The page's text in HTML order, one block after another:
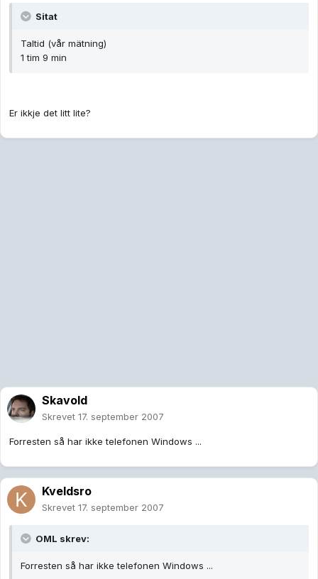
Sitat
Taltid (vår mätning)
1 tim 9 min
Er ikkje det litt lite?
Skavold
Skrevet 17. september 2007
Forresten så har ikke telefonen Windows ...
Kveldsro
Skrevet 17. september 2007
OML skrev:
Forresten så har ikke telefonen Windows ...